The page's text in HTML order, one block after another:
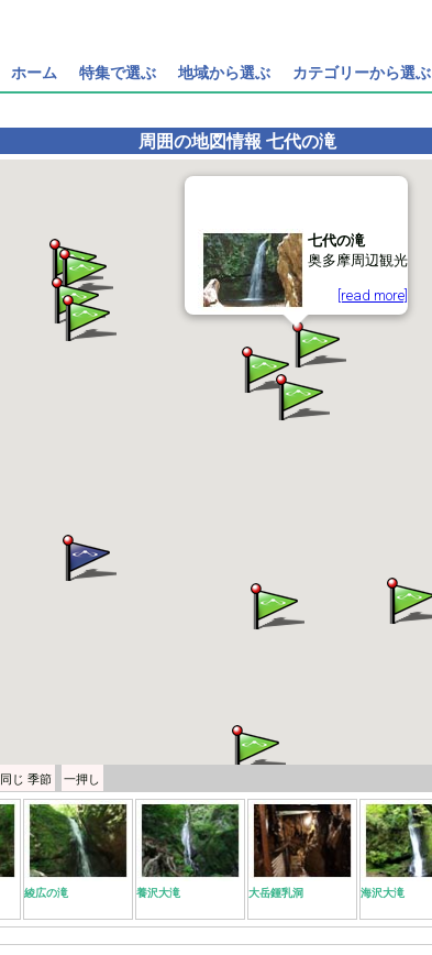
ホーム 特集で選ぶ 地域から選ぶ カテゴリーから選ぶ
周囲の地図情報 七代の滝
七代の滝
奥多摩周辺観光
[read more]
同じ 季節 一押し
綾広の滝 養沢大滝 大岳鍾乳洞 海沢大滝